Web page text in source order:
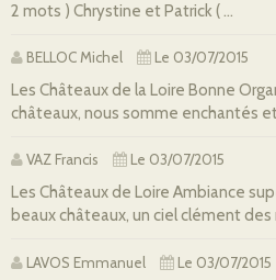
2 mots ) Chrystine et Patrick ( ...
BELLOC Michel Le 03/07/2015
Les Châteaux de la Loire Bonne
châteaux, nous somme enchantés
VAZ Francis Le 03/07/2015
Les Châteaux de Loire Ambiance
beaux châteaux, un ciel clément des
LAVOS Emmanuel Le 03/07/2015